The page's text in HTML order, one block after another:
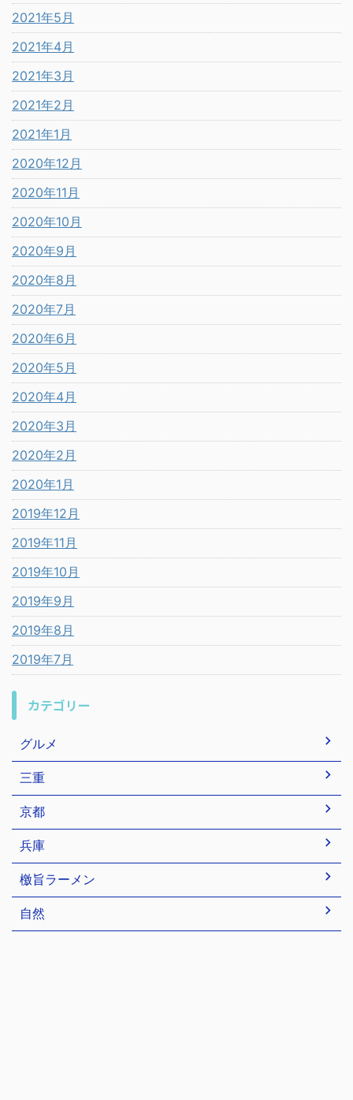
2021年5月
2021年4月
2021年3月
2021年2月
2021年1月
2020年12月
2020年11月
2020年10月
2020年9月
2020年8月
2020年7月
2020年6月
2020年5月
2020年4月
2020年3月
2020年2月
2020年1月
2019年12月
2019年11月
2019年10月
2019年9月
2019年8月
2019年7月
カテゴリー
グルメ
三重
京都
兵庫
檄旨ラーメン
自然